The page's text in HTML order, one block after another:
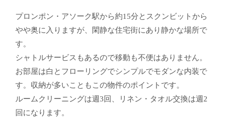
プロンポン・アソーク駅から約15分とスクンビットから
やや奥に入りますが、閑静な住宅街にあり静かな場所で
す。
シャトルサービスもあるので移動も不便はありません。
お部屋は白とフローリングでシンプルでモダンな内装で
す。収納が多いこともこの物件のポイントです。
ルームクリーニングは週3回、リネン・タオル交換は週2
回になります。